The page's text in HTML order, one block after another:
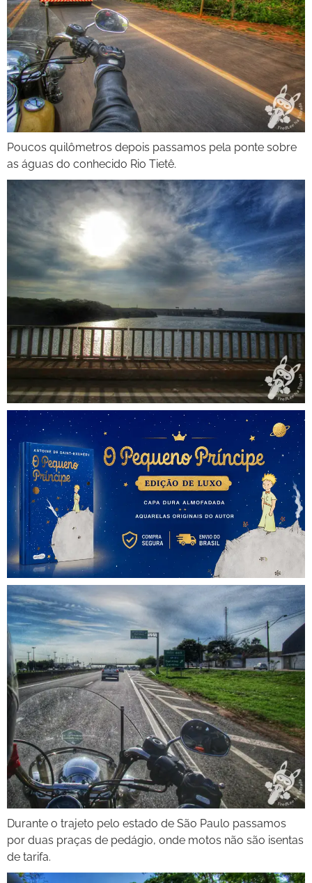
Poucos quilômetros depois passamos pela ponte sobre
as águas do conhecido Rio Tietê.
Durante o trajeto pelo estado de São Paulo passamos
por duas praças de pedágio, onde motos não são isentas
de tarifa.